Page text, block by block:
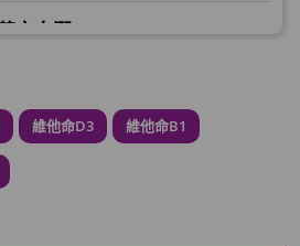
之白潤
緊緻寶(27年2月到期)
可加購1件
維他命D3 維他命B1